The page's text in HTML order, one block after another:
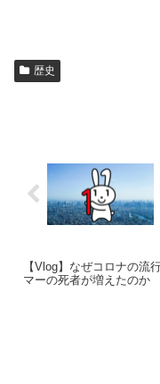
歴史
【Vlog】なぜコロナの流
マーの死者が増えたのか